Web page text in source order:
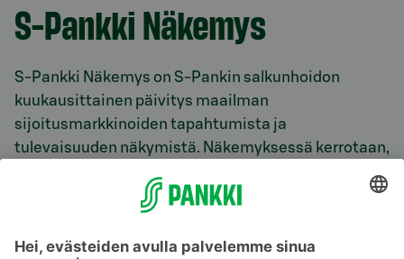
S-Pankki Näkemys
S-Pankki Näkemys on S-Pankin salkunhoidon
kuukausittainen päivitys maailman
sijoitusmarkkinoiden tapahtumista ja
tulevaisuuden näkymistä. Näkemyksessä kerrotaan,
miten eri markkinoita S-Pankin rahastoissa ja
salkuissa painotetaan.